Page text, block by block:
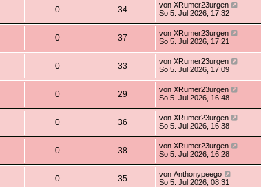
0 34 von XRumer23urgen
So 5. Jul 2026, 17:32
0 37 von XRumer23urgen
So 5. Jul 2026, 17:21
0 33 von XRumer23urgen
So 5. Jul 2026, 17:09
0 29 von XRumer23urgen
So 5. Jul 2026, 16:48
0 36 von XRumer23urgen
So 5. Jul 2026, 16:38
0 38 von XRumer23urgen
So 5. Jul 2026, 16:28
0 35 von Anthonypeego
So 5. Jul 2026, 08:31